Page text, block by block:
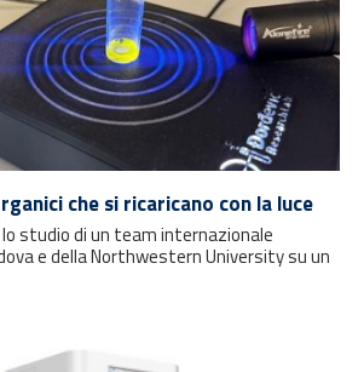
che si ricaricano con la luce
studio di un team internazionale
e della Northwestern University su un